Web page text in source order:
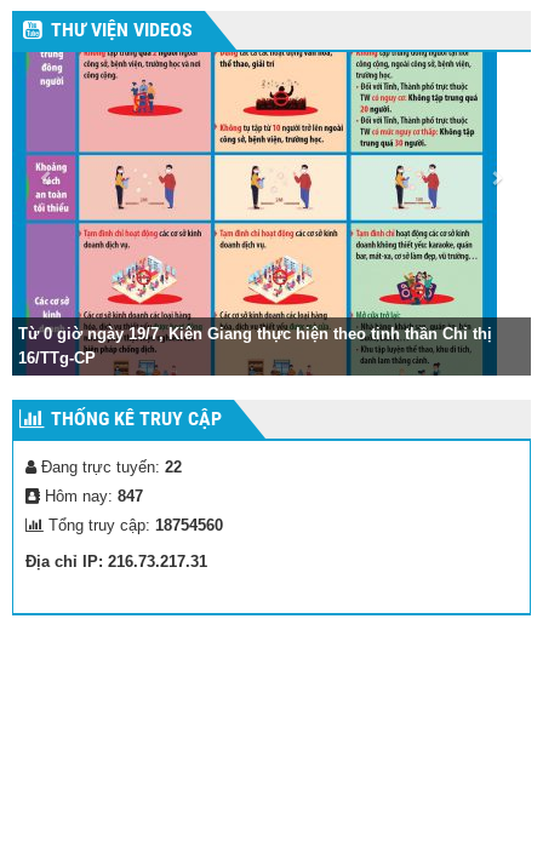
THƯ VIỆN VIDEOS
Kiên Giang thực hiện theo tinh thần Chỉ thị
Vũ điệu rửa tay của
THỐNG KÊ TRUY CẬP
Đang trực tuyến: 22
Hôm nay: 847
Tổng truy cập: 18754560
Địa chỉ IP: 216.73.217.31